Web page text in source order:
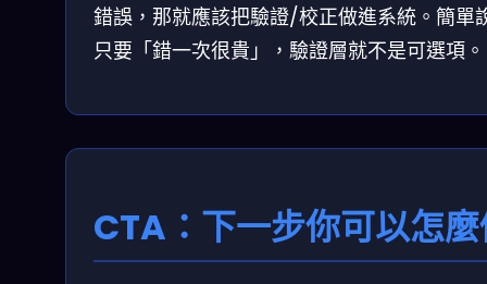
錯誤，那就應該把驗證/校正做進系統。簡單
只要「錯一次很貴」，驗證層就不是可選項。
CTA：下一步你可以怎